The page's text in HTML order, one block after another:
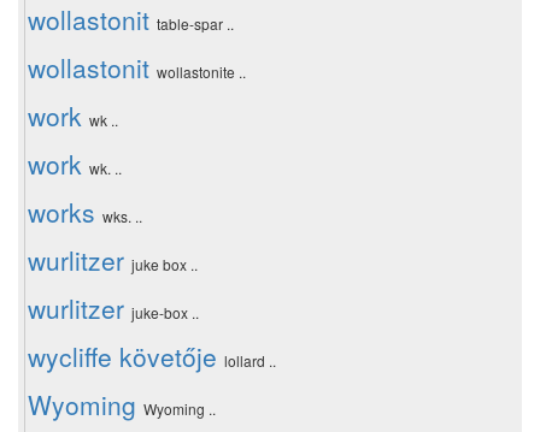
wollastonit table-spar ..
wollastonit wollastonite ..
work wk ..
work wk. ..
works wks. ..
wurlitzer juke box ..
wurlitzer juke-box ..
wycliffe követője lollard ..
Wyoming Wyoming ..